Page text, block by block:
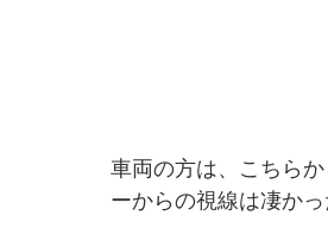
車両の方は、こちら
ーからの視線は凄かっ